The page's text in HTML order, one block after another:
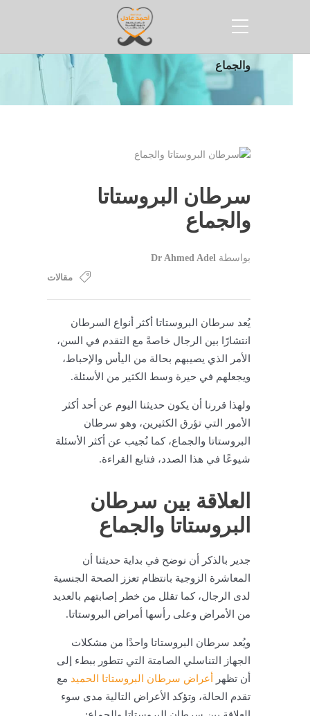
سرطان البروستاتا
والجماع
سرطان البروستاتا
والجماع
بواسطةDr Ahmed Adel
مقالات
يُعد سرطان البروستاتا أكثر أنواع السرطان
انتشارًا بين الرجال خاصةً مع التقدم في السن،
الأمر الذي يصيبهم بحالة من اليأس والإحباط،
ويجعلهم في حيرة وسط الكثير من الأسئلة.
ولهذا قررنا أن يكون حديثنا اليوم عن أحد أكثر
الأمور التي تؤرق الكثيرين، وهو سرطان
البروستاتا والجماع، كما نُجيب عن أكثر الأسئلة
شيوعًا في هذا الصدد، فتابع القراءة.
العلاقة بين سرطان
البروستاتا والجماع
جدير بالذكر أن نوضح في بداية حديثنا أن
المعاشرة الزوجية بانتظام تعزز الصحة الجنسية
لدى الرجال، كما تقلل من خطر إصابتهم بالعديد
من الأمراض وعلى رأسها أمراض البروستاتا.
ويُعد سرطان البروستاتا واحدًا من مشكلات
الجهاز التناسلي الصامتة التي تتطور ببطء إلى
أن تظهر
أعراض سرطان البروستاتا الحميد مع
تقدم الحالة، وتؤكد الأعراض التالية مدى سوء